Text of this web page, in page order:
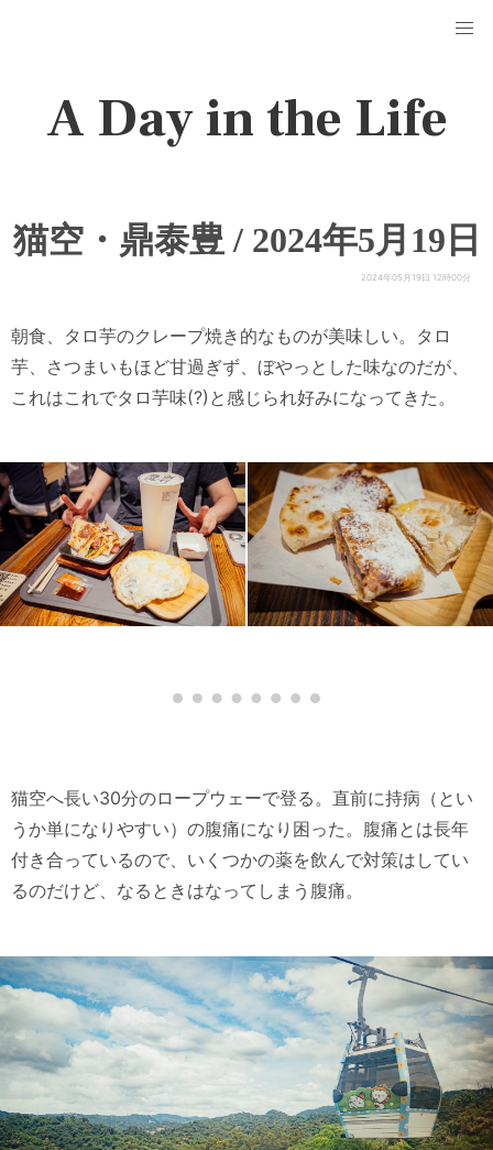
A Day in the Life
猫空・鼎泰豊 / 2024年5月19日
2024年05月19日 12時00分
朝食、タロ芋のクレープ焼き的なものが美味しい。タロ
芋、さつまいもほど甘過ぎず、ぼやっとした味なのだが、
これはこれでタロ芋味(?)と感じられ好みになってきた。
猫空へ長い30分のロープウェーで登る。直前に持病（とい
うか単になりやすい）の腹痛になり困った。腹痛とは長年
付き合っているので、いくつかの薬を飲んで対策はしてい
るのだけど、なるときはなってしまう腹痛。